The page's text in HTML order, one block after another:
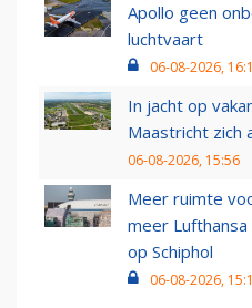
Apollo geen
luchtvaart
06-08-2026,
In jacht op
Maastricht zich
06-08-2026, 15:56
Meer ruimte
meer
op Schiphol
06-08-2026,